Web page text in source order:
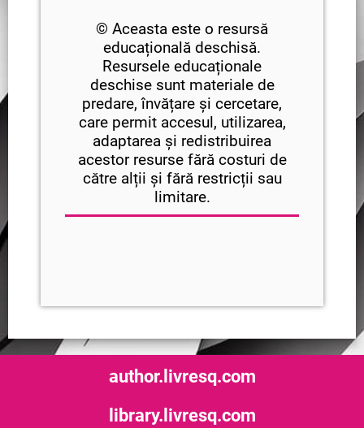
© Aceasta este o resursă
educațională deschisă.
Resursele educaționale
deschise sunt materiale de
predare, învățare și cercetare,
care permit accesul, utilizarea,
adaptarea și redistribuirea
acestor resurse fără costuri de
către alții și fără restricții sau
limitare.
author.livresq.com
library.livresq.com